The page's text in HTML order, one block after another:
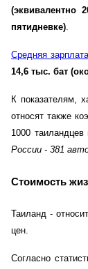
(эквивалентно
пятидневке).
Средняя зарплата
14,6 тыс. бат
К показателям,
относят также
1000 таиландцев
России - 381
Стоимость
Таиланд -
цен.
Согласно